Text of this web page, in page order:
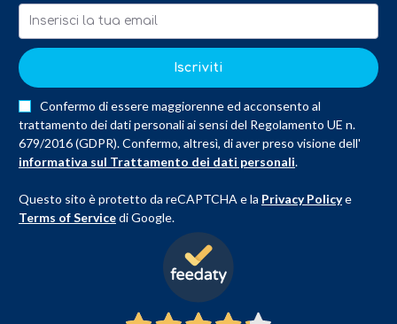
Iscriviti
Confermo di essere maggiorenne ed acconsento al
trattamento dei dati personali ai sensi del Regolamento UE n.
679/2016 (GDPR). Confermo, altresì, di aver preso visione dell'
informativa sul Trattamento dei dati personali.
Questo sito è protetto da reCAPTCHA e la Privacy Policye
Terms of Servicedi Google.